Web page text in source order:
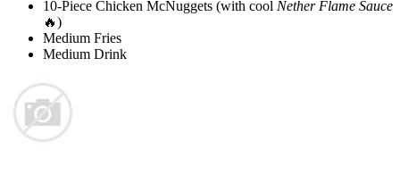
10-Piece Chicken McNuggets (with cool Nether Flame Sauce
🔥)
Medium Fries
Medium Drink